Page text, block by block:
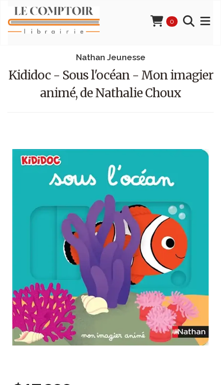
0
Nathan Jeunesse
Kididoc - Sous l'océan - Mon imagier
animé, de Nathalie Choux